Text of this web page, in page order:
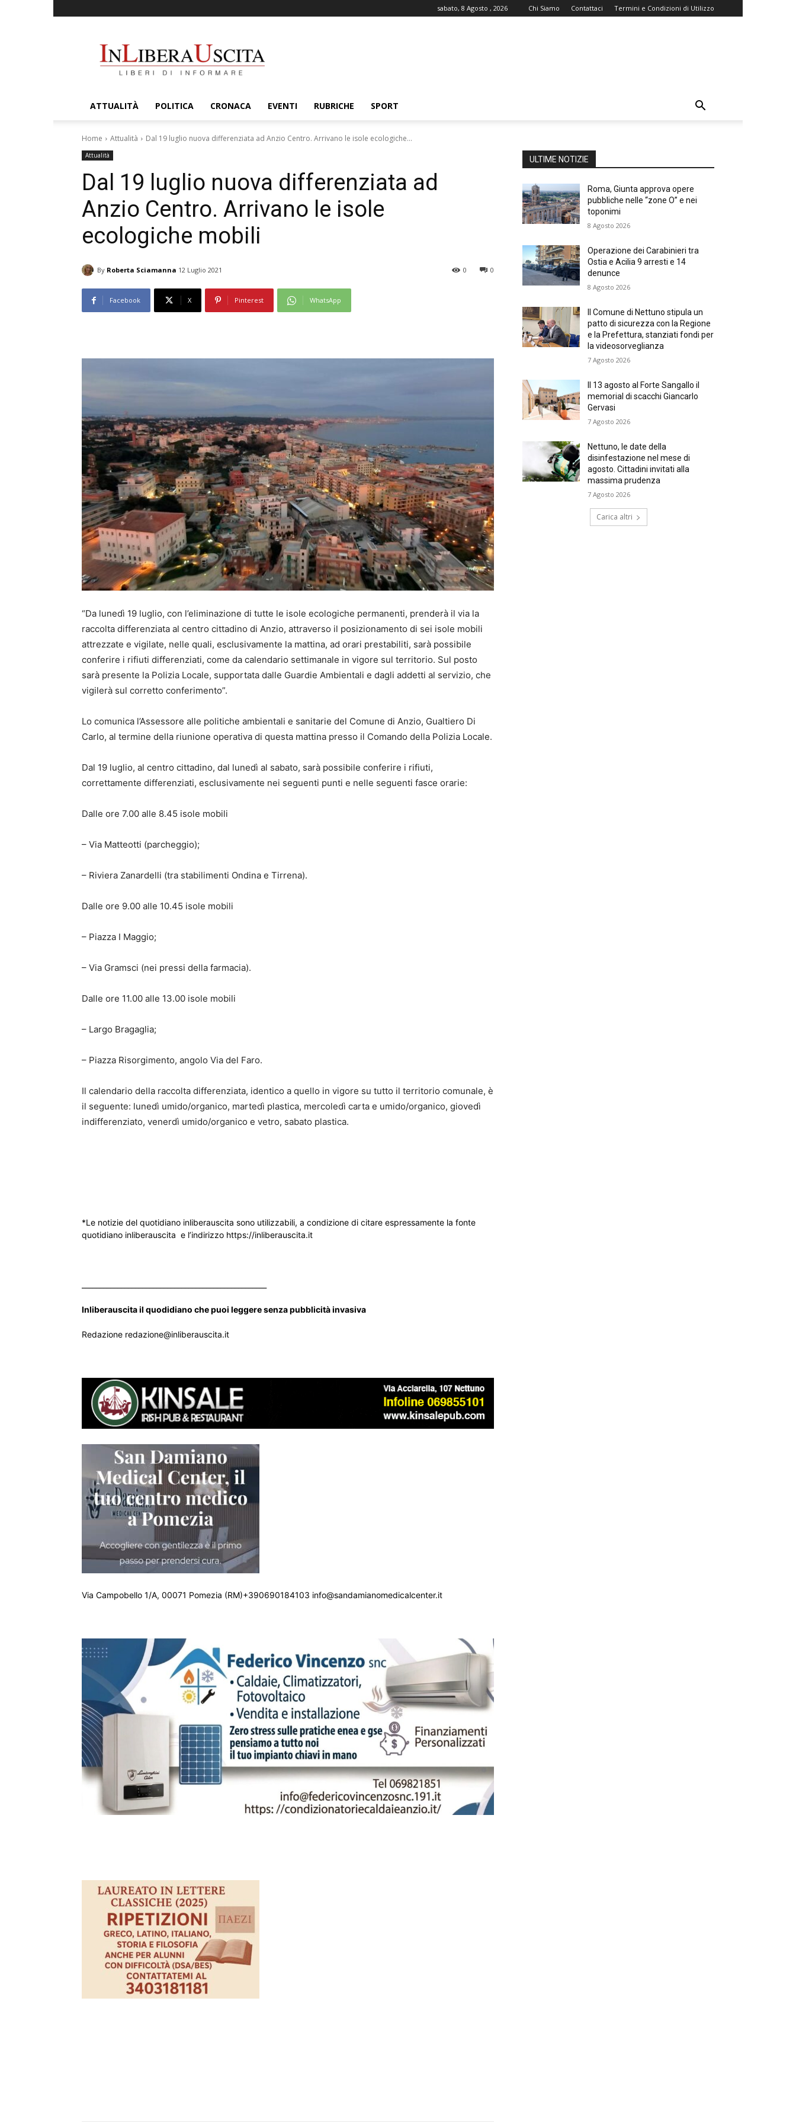
sabato, 8 Agosto , 2026 Chi Siamo Contattaci Termini e Condizioni di Utilizzo
ATTUALITÀ POLITICA CRONACA EVENTI RUBRICHE SPORT
Home Attualità Dal 19 luglio nuova differenziata ad Anzio Centro. Arrivano le isole ecologiche...
Attualità
Dal 19 luglio nuova differenziata ad
Anzio Centro. Arrivano le isole
ecologiche mobili
By Roberta Sciamanna 12 Luglio 2021 0
0
Facebook X Pinterest WhatsApp
“Da lunedì 19 luglio, con l’eliminazione di tutte le isole ecologiche permanenti, prenderà il via la
raccolta differenziata al centro cittadino di Anzio, attraverso il posizionamento di sei isole mobili
attrezzate e vigilate, nelle quali, esclusivamente la mattina, ad orari prestabiliti, sarà possibile
conferire i rifiuti differenziati, come da calendario settimanale in vigore sul territorio. Sul posto
sarà presente la Polizia Locale, supportata dalle Guardie Ambientali e dagli addetti al servizio, che
vigilerà sul corretto conferimento”.
Lo comunica l’Assessore alle politiche ambientali e sanitarie del Comune di Anzio, Gualtiero Di
Carlo, al termine della riunione operativa di questa mattina presso il Comando della Polizia Locale.
Dal 19 luglio, al centro cittadino, dal lunedì al sabato, sarà possibile conferire i rifiuti,
correttamente differenziati, esclusivamente nei seguenti punti e nelle seguenti fasce orarie:
Dalle ore 7.00 alle 8.45 isole mobili
– Via Matteotti (parcheggio);
– Riviera Zanardelli (tra stabilimenti Ondina e Tirrena).
Dalle ore 9.00 alle 10.45 isole mobili
– Piazza I Maggio;
– Via Gramsci (nei pressi della farmacia).
Dalle ore 11.00 alle 13.00 isole mobili
– Largo Bragaglia;
– Piazza Risorgimento, angolo Via del Faro.
Il calendario della raccolta differenziata, identico a quello in vigore su tutto il territorio comunale, è
il seguente: lunedì umido/organico, martedì plastica, mercoledì carta e umido/organico, giovedì
indifferenziato, venerdì umido/organico e vetro, sabato plastica.
*Le notizie del quotidiano inliberauscita sono utilizzabili, a condizione di citare espressamente la fonte
quotidiano inliberauscita e l’indirizzo https://inliberauscita.it
Inliberauscita il quodidiano che puoi leggere senza pubblicità invasiva
Redazione redazione@inliberauscita.it
Via Campobello 1/A, 00071 Pomezia (RM)+390690184103 info@sandamianomedicalcenter.it
ULTIME NOTIZIE
Roma, Giunta approva opere
pubbliche nelle “zone O” e nei
toponimi
8 Agosto 2026
Operazione dei Carabinieri tra
Ostia e Acilia 9 arresti e 14
denunce
8 Agosto 2026
Il Comune di Nettuno stipula un
patto di sicurezza con la Regione
e la Prefettura, stanziati fondi per
la videosorveglianza
7 Agosto 2026
Il 13 agosto al Forte Sangallo il
memorial di scacchi Giancarlo
Gervasi
7 Agosto 2026
Nettuno, le date della
disinfestazione nel mese di
agosto. Cittadini invitati alla
massima prudenza
7 Agosto 2026
Carica altri